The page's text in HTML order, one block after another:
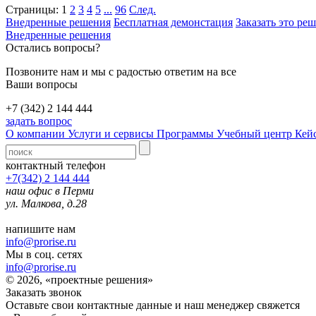
Страницы: 1 2 3 4 5 ... 96 След.
Внедренные решения Бесплатная демонстация Заказать это
Внедренные решения
Остались вопросы?
Позвоните нам и мы с радостью ответим на все
Ваши вопросы
+7 (342) 2 144 444
задать вопрос
О компании Услуги и сервисы Программы Учебный центр
контактный телефон
+7(342) 2 144 444
наш офис в Перми
ул. Малкова, д.28
напишите нам
info@prorise.ru
Мы в соц. сетях
info@prorise.ru
© 2026, «проектные решения»
Заказать звонок
Оставьте свои контактные данные и наш менеджер свяжется